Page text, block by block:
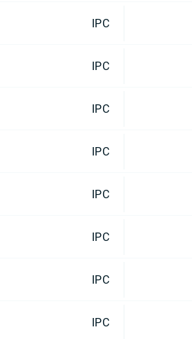
IPC
IPC
IPC
IPC
IPC
IPC
IPC
IPC